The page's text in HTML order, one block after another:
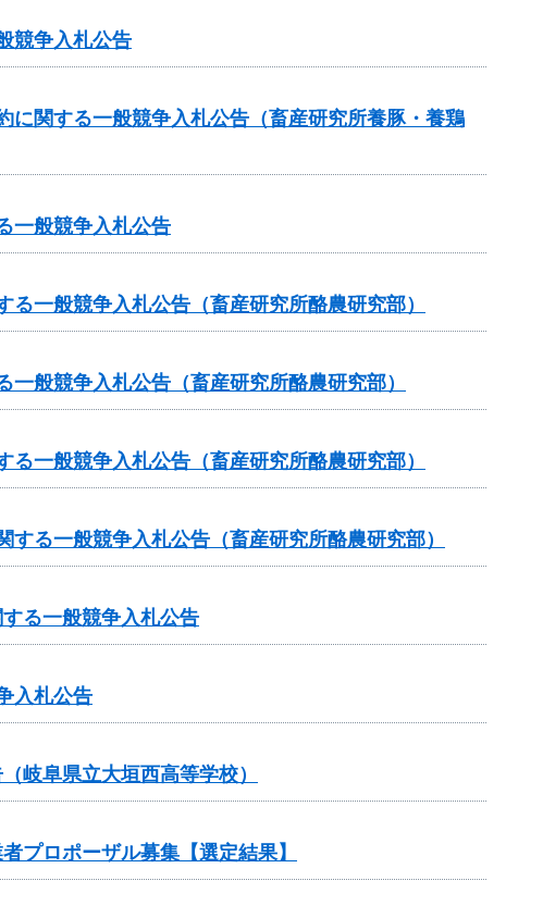
競争入札公告
関する一般競争入札公告（畜産研究所養豚・養鶏
一般競争入札公告
一般競争入札公告（畜産研究所酪農研究部）
般競争入札公告（畜産研究所酪農研究部）
一般競争入札公告（畜産研究所酪農研究部）
る一般競争入札公告（畜産研究所酪農研究部）
る一般競争入札公告
入札公告
岐阜県立大垣西高等学校）
プロポーザル募集【選定結果】